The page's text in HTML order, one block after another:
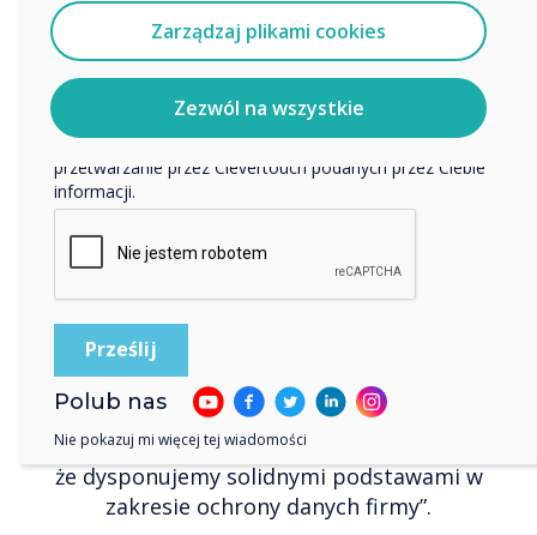
bezpieczeństwa i prywatności danych.
„Jako wielokrotnie nagradzany globalny
producent rozumiemy, że musimy mieć
pewność, że nasi partnerzy obdarzą nas
zaufaniem w zakresie ochrony danych przed
cyberzagrożeniami” – powiedział Shaun
Marklew, wiceprezes wykonawczy i dyrektor
zarządzający EMEA, dodając: „dzięki temu
certyfikatowi Cyber Essentials możemy wykazać,
że dysponujemy solidnymi podstawami w
zakresie ochrony danych firmy”.
Zarządzaj plikami cookies
Zezwól na wszystkie
Clevertouch.
Aby uzyskać informacje o tym, jak gromadzimy i
wykorzystujemy Twoje dane osobowe, odwiedź naszą
politykę prywatności.
Klikając Wyślij, wyrażasz zgodę na przechowywanie i
przetwarzanie przez Clevertouch podanych przez Ciebie
informacji.
Polub nas
Nie pokazuj mi więcej tej wiadomości